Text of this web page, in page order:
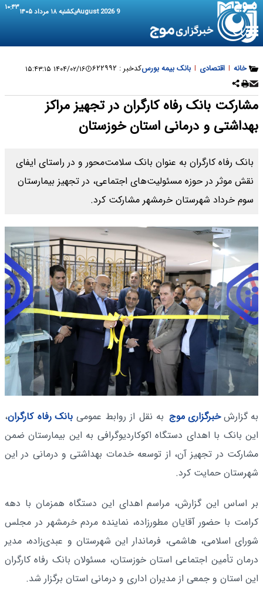
9 August 2026 یکشنبه ۱۸ مرداد ۱۴۰۵ ۱۰:۴۳
خانه | اقتصادی | بانک بیمه بورسکدخبر : ۶۲۲۹۹۲ ۱۴۰۴/۰۲/۱۶ ۱۵:۴۳:۱۵
مشارکت بانک رفاه کارگران در تجهیز مراکز
بهداشتی و درمانی استان خوزستان
بانک رفاه کارگران به عنوان بانک سلامت‌محور و در راستای ایفای
نقش موثر در حوزه مسئولیت‌های اجتماعی، در تجهیز بیمارستان
سوم خرداد شهرستان خرمشهر مشارکت کرد.
به گزارشخبرگزاری موج به نقل از روابط عمومیبانک رفاه کارگران،
این بانک با اهدای دستگاه اکوکاردیوگرافی به این بیمارستان ضمن
مشارکت در تجهیز آن، از توسعه خدمات بهداشتی و درمانی در این
شهرستان حمایت کرد.
بر اساس این گزارش، مراسم اهدای این دستگاه همزمان با دهه
کرامت با حضور آقایان مطورزاده، نماینده مردم خرمشهر در مجلس
شورای اسلامی، هاشمی، فرماندار این شهرستان و عبدی‌زاده، مدیر
درمان تأمین اجتماعی استان خوزستان، مسئولان بانک رفاه کارگران
این استان و جمعی از مدیران اداری و درمانی استان برگزار شد.